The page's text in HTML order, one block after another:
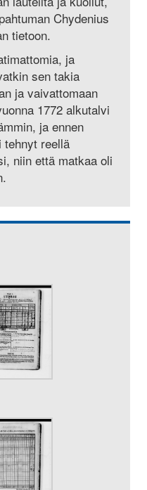
Chydenius
tietoon.
ja
sen takia
ja vaivattomaan
1772 alkutalvi
ja ennen
tehnyt reellä
niin että matkaa oli